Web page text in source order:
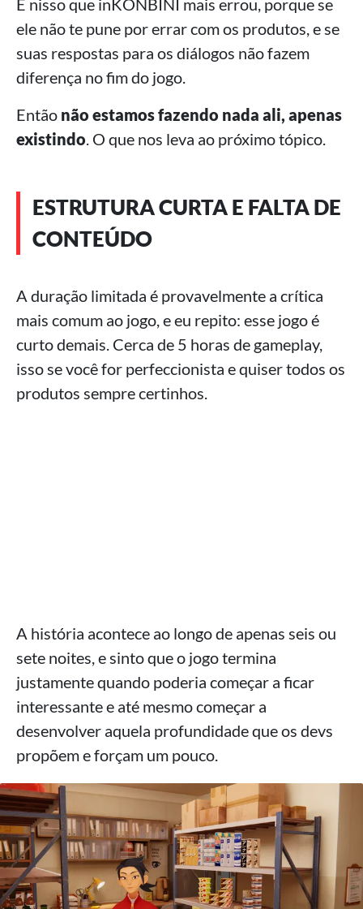
É nisso que inKONBINI mais errou, porque se
ele não te pune por errar com os produtos, e se
suas respostas para os diálogos não fazem
diferença no fim do jogo.
Então não estamos fazendo nada ali, apenas
existindo. O que nos leva ao próximo tópico.
ESTRUTURA CURTA E FALTA DE
CONTEÚDO
A duração limitada é provavelmente a crítica
mais comum ao jogo, e eu repito: esse jogo é
curto demais. Cerca de 5 horas de gameplay,
isso se você for perfeccionista e quiser todos os
produtos sempre certinhos.
A história acontece ao longo de apenas seis ou
sete noites, e sinto que o jogo termina
justamente quando poderia começar a ficar
interessante e até mesmo começar a
desenvolver aquela profundidade que os devs
propõem e forçam um pouco.